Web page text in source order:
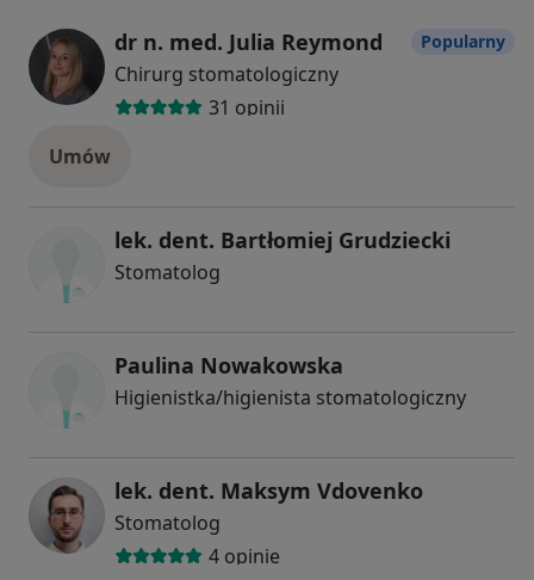
dr n. med. Julia Reymond
Chirurg stomatologiczny
31 opinii
Popularny
Umów
lek. dent. Bartłomiej Grudziecki
Stomatolog
Paulina Nowakowska
Higienistka/higienista stomatologiczny
lek. dent. Maksym Vdovenko
Stomatolog
4 opinie